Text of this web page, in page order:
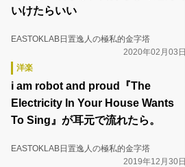
いけたらいい
EASTOKLAB日置逸人の極私的金字塔
2020年02月03日
洋楽
i am robot and proud『The
Electricity In Your House Wants
To Sing』が耳元で流れたら。
EASTOKLAB日置逸人の極私的金字塔
2019年12月30日